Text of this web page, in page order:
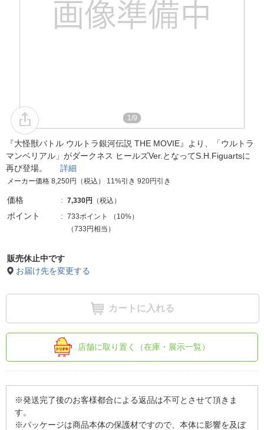
1/9
『大怪獣バトル ウルトラ銀河伝説 THE MOVIE』より、「ウルトラ
マンベリアル」がダークネス ヒールズVer.となってS.H.Figuartsに
再び登場。 詳細
メーカー価格 8,250円（税込） 11%引き 920円引き
価格 7,330円 （税込）
ポイント 733ポイント （ 10%）
（733円相当）
販売休止中です
お届け先を変更する
カートに入れる
店舗に取り置く（在庫・展示一覧）
※発送完了後のお客様都合による返品は不可とさせて頂きま
す。
※パッケージは商品本体の保護材ですので、本体に影響を及ぼ